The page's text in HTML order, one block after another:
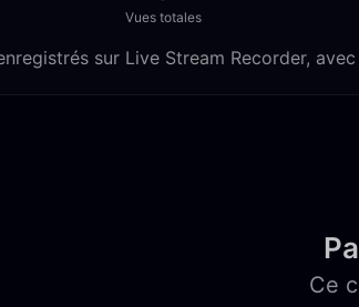
Vues totales
sur Live Stream Recorder,
Ce